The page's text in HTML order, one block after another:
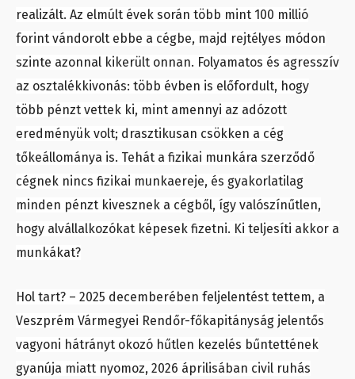
realizált. Az elmúlt évek során több mint 100 millió
forint vándorolt ebbe a cégbe, majd rejtélyes módon
szinte azonnal kikerült onnan. Folyamatos és agresszív
az osztalékkivonás: több évben is előfordult, hogy
több pénzt vettek ki, mint amennyi az adózott
eredményük volt; drasztikusan csökken a cég
tőkeállománya is. Tehát a fizikai munkára szerződő
cégnek nincs fizikai munkaereje, és gyakorlatilag
minden pénzt kivesznek a cégből, így valószínűtlen,
hogy alvállalkozókat képesek fizetni. Ki teljesíti akkor a
munkákat?
Hol tart? – 2025 decemberében feljelentést tettem, a
Veszprém Vármegyei Rendőr-főkapitányság jelentős
vagyoni hátrányt okozó hűtlen kezelés bűntettének
gyanúja miatt nyomoz, 2026 áprilisában civil ruhás